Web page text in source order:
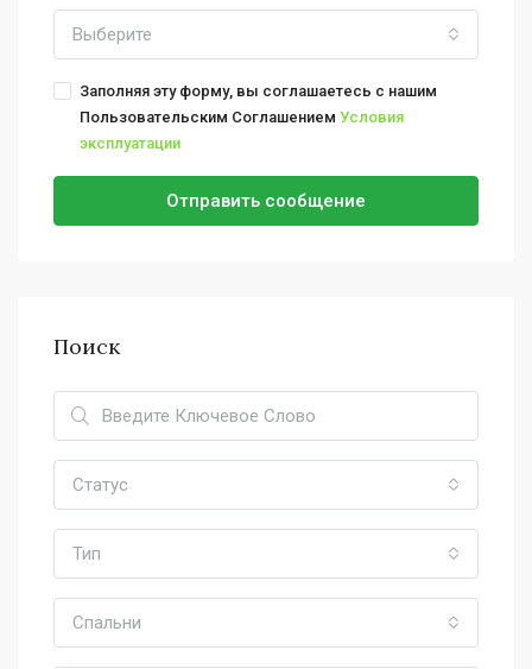
Выберите
Заполняя эту форму, вы соглашаетесь с нашим
Пользовательским Соглашением Условия
эксплуатации
Отправить сообщение
Поиск
Статус
Тип
Спальни